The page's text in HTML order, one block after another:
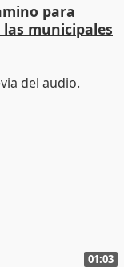
para
municipales
01:03